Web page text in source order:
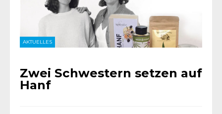
AKTUELLES
Zwei Schwestern setzen auf
Hanf